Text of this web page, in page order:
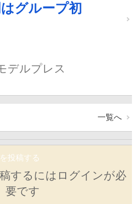
グループ初
デルプレス
一覧へ
投稿する
するにはログインが必
要です